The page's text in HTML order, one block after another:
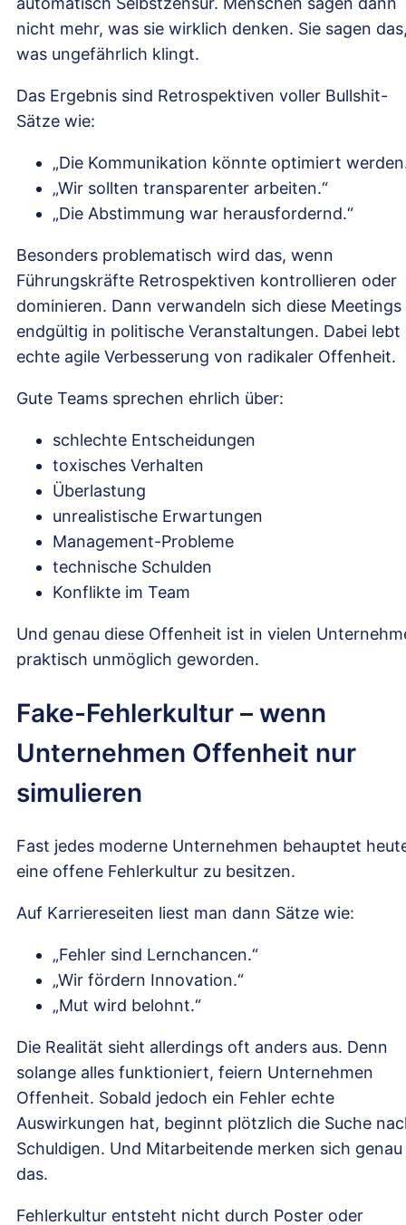
nicht mehr, was sie wirklich denken. Sie sagen
was ungefährlich klingt.
Das Ergebnis sind Retrospektiven voller Bullshit-
Sätze wie:
„Die Kommunikation könnte optimiert
„Wir sollten transparenter arbeiten.“
„Die Abstimmung war herausfordernd.“
Besonders problematisch wird das, wenn
Führungskräfte Retrospektiven kontrollieren oder
dominieren. Dann verwandeln sich diese Meetings
endgültig in politische Veranstaltungen. Dabei lebt
echte agile Verbesserung von radikaler Offenheit.
Gute Teams sprechen ehrlich über:
schlechte Entscheidungen
toxisches Verhalten
Überlastung
unrealistische Erwartungen
Management-Probleme
technische Schulden
Konflikte im Team
Und genau diese Offenheit ist in vielen
praktisch unmöglich geworden.
Fake-Fehlerkultur – wenn
Unternehmen Offenheit nur
simulieren
Fast jedes moderne Unternehmen behauptet
eine offene Fehlerkultur zu besitzen.
Auf Karriereseiten liest man dann Sätze wie:
„Fehler sind Lernchancen.“
„Wir fördern Innovation.“
„Mut wird belohnt.“
Die Realität sieht allerdings oft anders aus. Denn
solange alles funktioniert, feiern Unternehmen
Offenheit. Sobald jedoch ein Fehler echte
Auswirkungen hat, beginnt plötzlich die Suche
Schuldigen. Und Mitarbeitende merken sich genau
das.
Fehlerkultur entsteht nicht durch Poster oder